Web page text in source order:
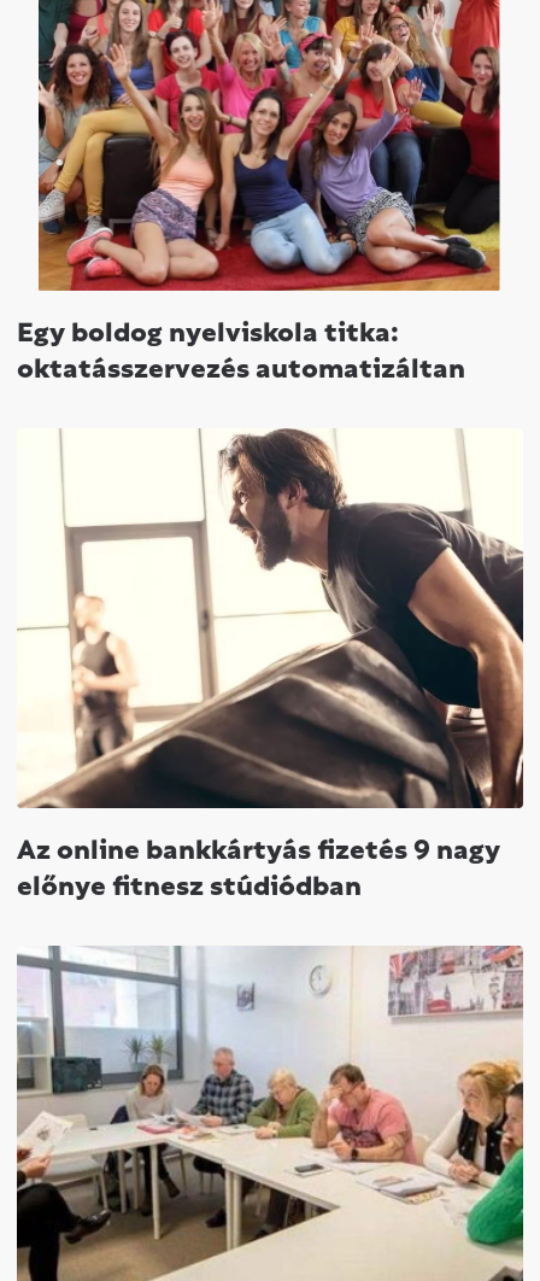
Egy boldog nyelviskola titka:
oktatásszervezés automatizáltan
Az online bankkártyás fizetés 9 nagy
előnye fitnesz stúdiódban